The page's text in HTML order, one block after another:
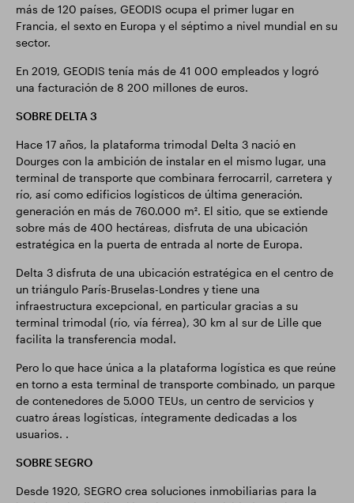
más de 120 países, GEODIS ocupa el primer lugar en
Francia, el sexto en Europa y el séptimo a nivel mundial en su
sector.
En 2019, GEODIS tenía más de 41 000 empleados y logró
una facturación de 8 200 millones de euros.
SOBRE DELTA 3
Hace 17 años, la plataforma trimodal Delta 3 nació en
Dourges con la ambición de instalar en el mismo lugar, una
terminal de transporte que combinara ferrocarril, carretera y
río, así como edificios logísticos de última generación.
generación en más de 760.000 m². El sitio, que se extiende
sobre más de 400 hectáreas, disfruta de una ubicación
estratégica en la puerta de entrada al norte de Europa.
Delta 3 disfruta de una ubicación estratégica en el centro de
un triángulo París-Bruselas-Londres y tiene una
infraestructura excepcional, en particular gracias a su
terminal trimodal (río, vía férrea), 30 km al sur de Lille que
facilita la transferencia modal.
Pero lo que hace única a la plataforma logística es que reúne
en torno a esta terminal de transporte combinado, un parque
de contenedores de 5.000 TEUs, un centro de servicios y
cuatro áreas logísticas, íntegramente dedicadas a los
usuarios. .
SOBRE SEGRO
Desde 1920, SEGRO crea soluciones inmobiliarias para la